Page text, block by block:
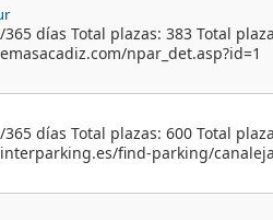
días Total plazas: 383 Total
npar_det.asp?id=1
días Total plazas: 600 Total
find-parking/